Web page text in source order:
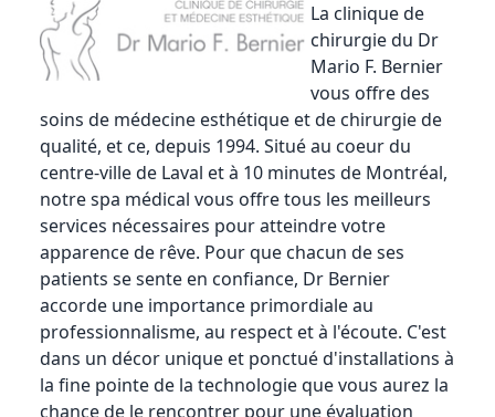
La clinique de
chirurgie du Dr
Mario F. Bernier
vous offre des
soins de médecine esthétique et de chirurgie de
qualité, et ce, depuis 1994. Situé au coeur du
centre-ville de Laval et à 10 minutes de Montréal,
notre spa médical vous offre tous les meilleurs
services nécessaires pour atteindre votre
apparence de rêve. Pour que chacun de ses
patients se sente en confiance, Dr Bernier
accorde une importance primordiale au
professionnalisme, au respect et à l'écoute. C'est
dans un décor unique et ponctué d'installations à
la fine pointe de la technologie que vous aurez la
chance de le rencontrer pour une évaluation